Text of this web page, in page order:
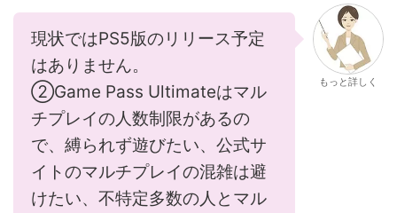
現状ではPS5版のリリース予定
はありません。
②Game Pass Ultimateはマル
チプレイの人数制限があるの
で、縛られず遊びたい、公式サ
イトのマルチプレイの混雑は避
けたい、不特定多数の人とマル
もっと詳しく